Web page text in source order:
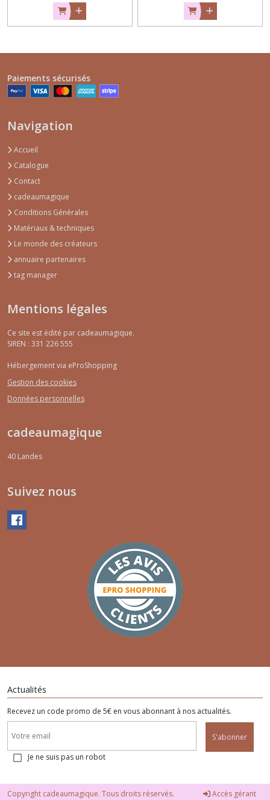
Paiements sécurisés
Navigation
Accueil
Catalogue
Contact
cadeaumagique
Conditions Générales
Matériaux & techniques
Le monde des créateurs
annuaire partenaires
tag manager
Mentions légales
Ce site est édité par cadeaumagique.
SIREN : 331 226 555
Hébergement via eProShopping
Gestion des cookies
Données personnelles
cadeaumagique
40 Landes
Suivez nous
Actualités
Recevez un code promo de 5€ en vous abonnant à nos actualités.
S'abonner
Je ne suis pas un robot
Copyright cadeaumagique. Tous droits réservés. Accès gérant